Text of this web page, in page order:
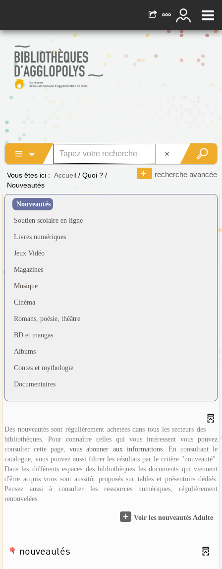
recherche avancée
Vous êtes ici : Accueil / Quoi ? /
Nouveautés
Nouveautés
Soutien scolaire en ligne
Livres numériques
Jeux Vidéo
Magazines
Musique
Cinéma
Romans, poésie, théâtre
BD et mangas
Albums
Contes et mythologie
Documentaires
Des nouveautés sont régulièrement achetées dans tous les secteurs des
bibliothèques. Pour connaître celles qui vous intéressent vous pouvez
consulter cette page,vous abonner aux informations. En consultant le
catalogue, vous pouvez aussi filtrer les résultats par le critère "nouveauté".
Dans les différents espaces des bibliothèques les documents qui viennent
d'être acquis vous sont aussitôt proposés sur tables et présentoirs dédiés.
Pensez aussi à consulter les ressources numériques, régulièrement
renouvelées.
Voir les nouveautés Adulte
nouveautés